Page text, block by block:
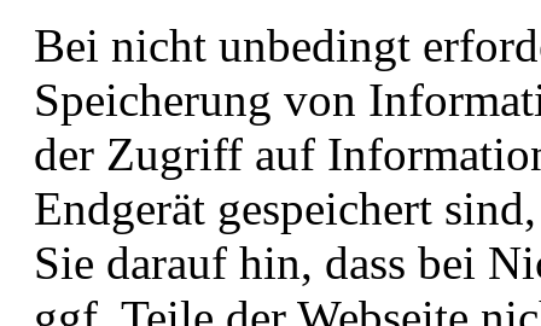
Bei nicht unbedingt
Speicherung von
der Zugriff auf
Endgerät gespeichert
Sie darauf hin, dass bei